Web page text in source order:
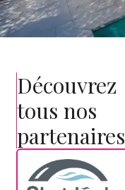
Découvrez
tous nos
partenaires